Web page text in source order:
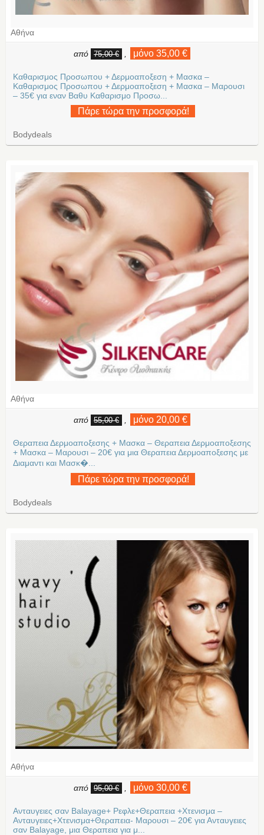
Αθήνα
από 75,00 € μόνο 35,00 €
Καθαρισμος Προσωπου + Δερμοαποξεση + Μασκα –
Καθαρισμος Προσωπου + Δερμοαποξεση + Μασκα – Μαρουσι
– 35€ για εναν Βαθυ Καθαρισμο Προσω...
Πάρε τώρα την προσφορά!
Bodydeals
Αθήνα
από 55,00 € μόνο 20,00 €
Θεραπεια Δερμοαποξεσης + Μασκα – Θεραπεια Δερμοαποξεσης
+ Μασκα – Μαρουσι – 20€ για μια Θεραπεια Δερμοαποξεσης με
Διαμαντι και Μασκ�...
Πάρε τώρα την προσφορά!
Bodydeals
Αθήνα
από 95,00 € μόνο 30,00 €
Ανταυγειες σαν Balayage+ Ρεφλε+Θεραπεια +Χτενισμα –
Ανταυγειες+Χτενισμα+Θεραπεια- Μαρουσι – 20€ για Ανταυγειες
σαν Balayage, μια Θεραπεια για μ...